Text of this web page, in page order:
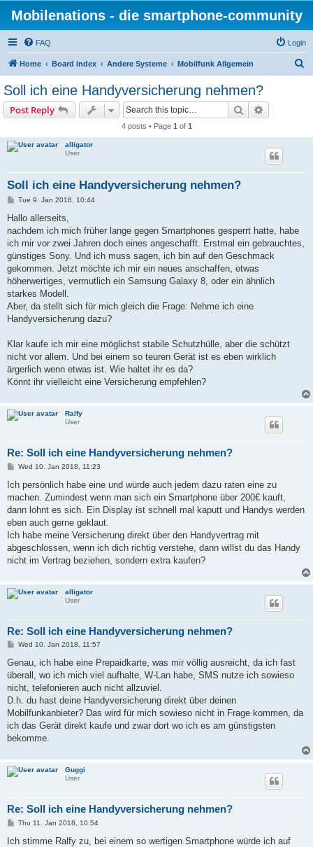
Mobilenations - die smartphone-community
FAQ Login
Home Board index Andere Systeme Mobilfunk Allgemein
Soll ich eine Handyversicherung nehmen?
Post Reply Search
4 posts • Page 1 of 1
alligator
User
Soll ich eine Handyversicherung nehmen?
P
s
Tue 9. Jan 2018, 10:44
Hallo allerseits,
nachdem ich mich früher lange gegen Smartphones gesperrt hatte, habe
ich mir vor zwei Jahren doch eines angeschafft. Erstmal ein gebrauchtes,
günstiges Sony. Und ich muss sagen, ich bin auf den Geschmack
gekommen. Jetzt möchte ich mir ein neues anschaffen, etwas
höherwertiges, vermutlich ein Samsung Galaxy 8, oder ein ähnlich
starkes Modell.
Aber, da stellt sich für mich gleich die Frage: Nehme ich eine
Handyversicherung dazu?
Klar kaufe ich mir eine möglichst stabile Schutzhülle, aber die schützt
nicht vor allem. Und bei einem so teuren Gerät ist es eben wirklich
ärgerlich wenn etwas ist. Wie haltet ihr es da?
Könnt ihr vielleicht eine Versicherung empfehlen?
Ralfy
User
Re: Soll ich eine Handyversicherung nehmen?
P
s
Wed 10. Jan 2018, 11:23
Ich persönlich habe eine und würde auch jedem dazu raten eine zu
machen. Zumindest wenn man sich ein Smartphone über 200€ kauft,
dann lohnt es sich. Ein Display ist schnell mal kaputt und Handys werden
eben auch gerne geklaut.
Ich habe meine Versicherung direkt über den Handyvertrag mit
abgeschlossen, wenn ich dich richtig verstehe, dann willst du das Handy
nicht im Vertrag beziehen, sondern extra kaufen?
alligator
User
Re: Soll ich eine Handyversicherung nehmen?
P
s
Wed 10. Jan 2018, 11:57
Genau, ich habe eine Prepaidkarte, was mir völlig ausreicht, da ich fast
überall, wo ich mich viel aufhalte, W-Lan habe, SMS nutze ich sowieso
nicht, telefonieren auch nicht allzuviel.
D.h. du hast deine Handyversicherung direkt über deinen
Mobilfunkanbieter? Das wird für mich sowieso nicht in Frage kommen, da
ich das Gerät direkt kaufe und zwar dort wo ich es am günstigsten
bekomme.
Guggi
User
Re: Soll ich eine Handyversicherung nehmen?
P
s
Thu 11. Jan 2018, 10:54
Ich stimme Ralfy zu, bei einem so wertigen Smartphone würde ich auf